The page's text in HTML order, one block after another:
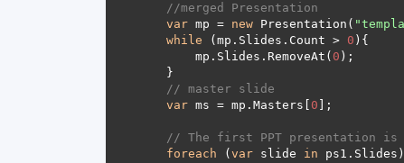
//merged Presentation
var mp = new Presentation(
while (mp.Slides.Count > 0
        mp.Slides.RemoveAt(
0
// master slide
var ms = mp.Masters[ 0
// The first PPT presentation is
foreach ( var slide in